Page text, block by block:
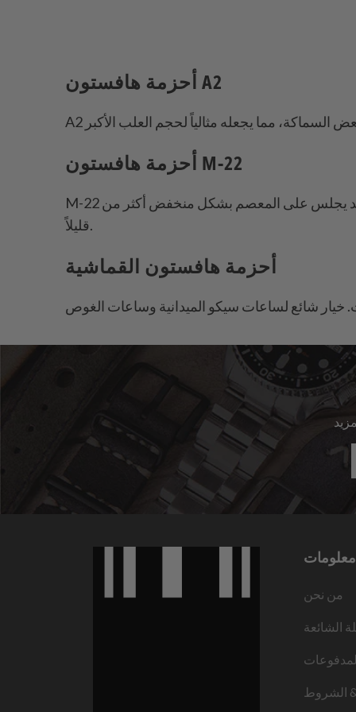
أحزمة هافستون A2
أحزمة هافستون M-22
M-22 هو حزام بتمرير واحد يجلس على المعصم بشكل منخفض أكثر من A2. يعمل بشكل جيد إذا كنت ترغب في تقليل الحجم تحت العلبة والحصول على شكل أكثر ترتيبًا
قليلاً.
أحزمة هافستون القماشية
معلومات
من نحن
الشائعة
الشروط